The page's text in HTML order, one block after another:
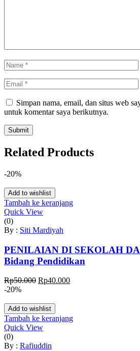
Simpan nama, email, dan situs web
untuk komentar saya berikutnya.
Related Products
-20%
Add to wishlist
Tambah ke keranjang
Quick View
(0)
By : Siti Mardiyah
PENILAIAN DI SEKOLAH
Bidang Pendidikan
Rp50.000 Harga
Rp50.000.
Rp40.000Harga
Rp40.000.
-20%
Add to wishlist
Tambah ke keranjang
Quick View
(0)
By : Rafiuddin